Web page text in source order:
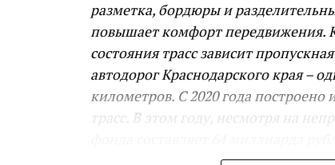
разметка, бордюры и
повышает комфорт передвижения.
состояния трасс зависит
автодорог Краснодарского края –
километров. С 2020 года
трасс. В этом году, несмотря на
строительство и реконструкцию: в